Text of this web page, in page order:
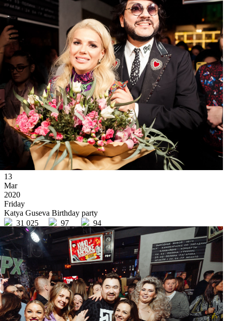
13
Mar
2020
Friday
Katya Guseva Birthday party
31 025
97 94
×
Ссылка на отбор фото